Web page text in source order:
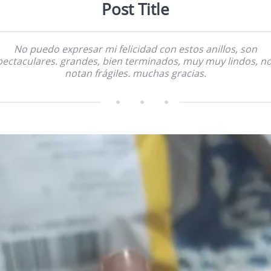
Post Title
No puedo expresar mi felicidad con estos anillos, son
grandes, bien terminados, muy muy lindos,
notan frágiles. muchas gracias.